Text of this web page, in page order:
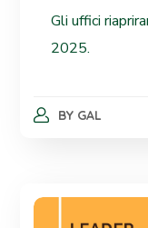
Gli uffici
2025.
BY GAL